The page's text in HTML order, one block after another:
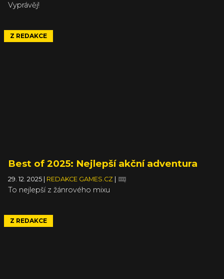
Vyprávěj!
Z REDAKCE
Best of 2025: Nejlepší akční adventura
29. 12. 2025 REDAKCE GAMES.CZ
To nejlepší z žánrového mixu
Z REDAKCE